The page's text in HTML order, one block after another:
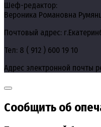
Шеф-редактор:
Вероника Романовна
Почтовый адрес:
Тел: 8 ( 912 ) 600 19 10
Адрес электронной почты
Сообщить об